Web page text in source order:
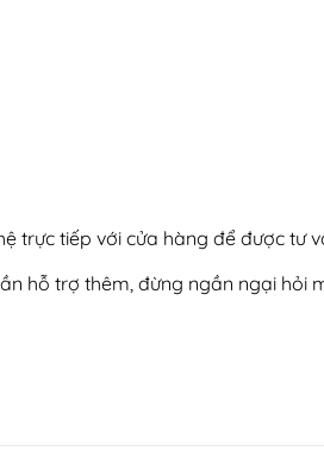
trực tiếp với cửa hàng để được tư
hỗ trợ thêm, đừng ngần ngại hỏi